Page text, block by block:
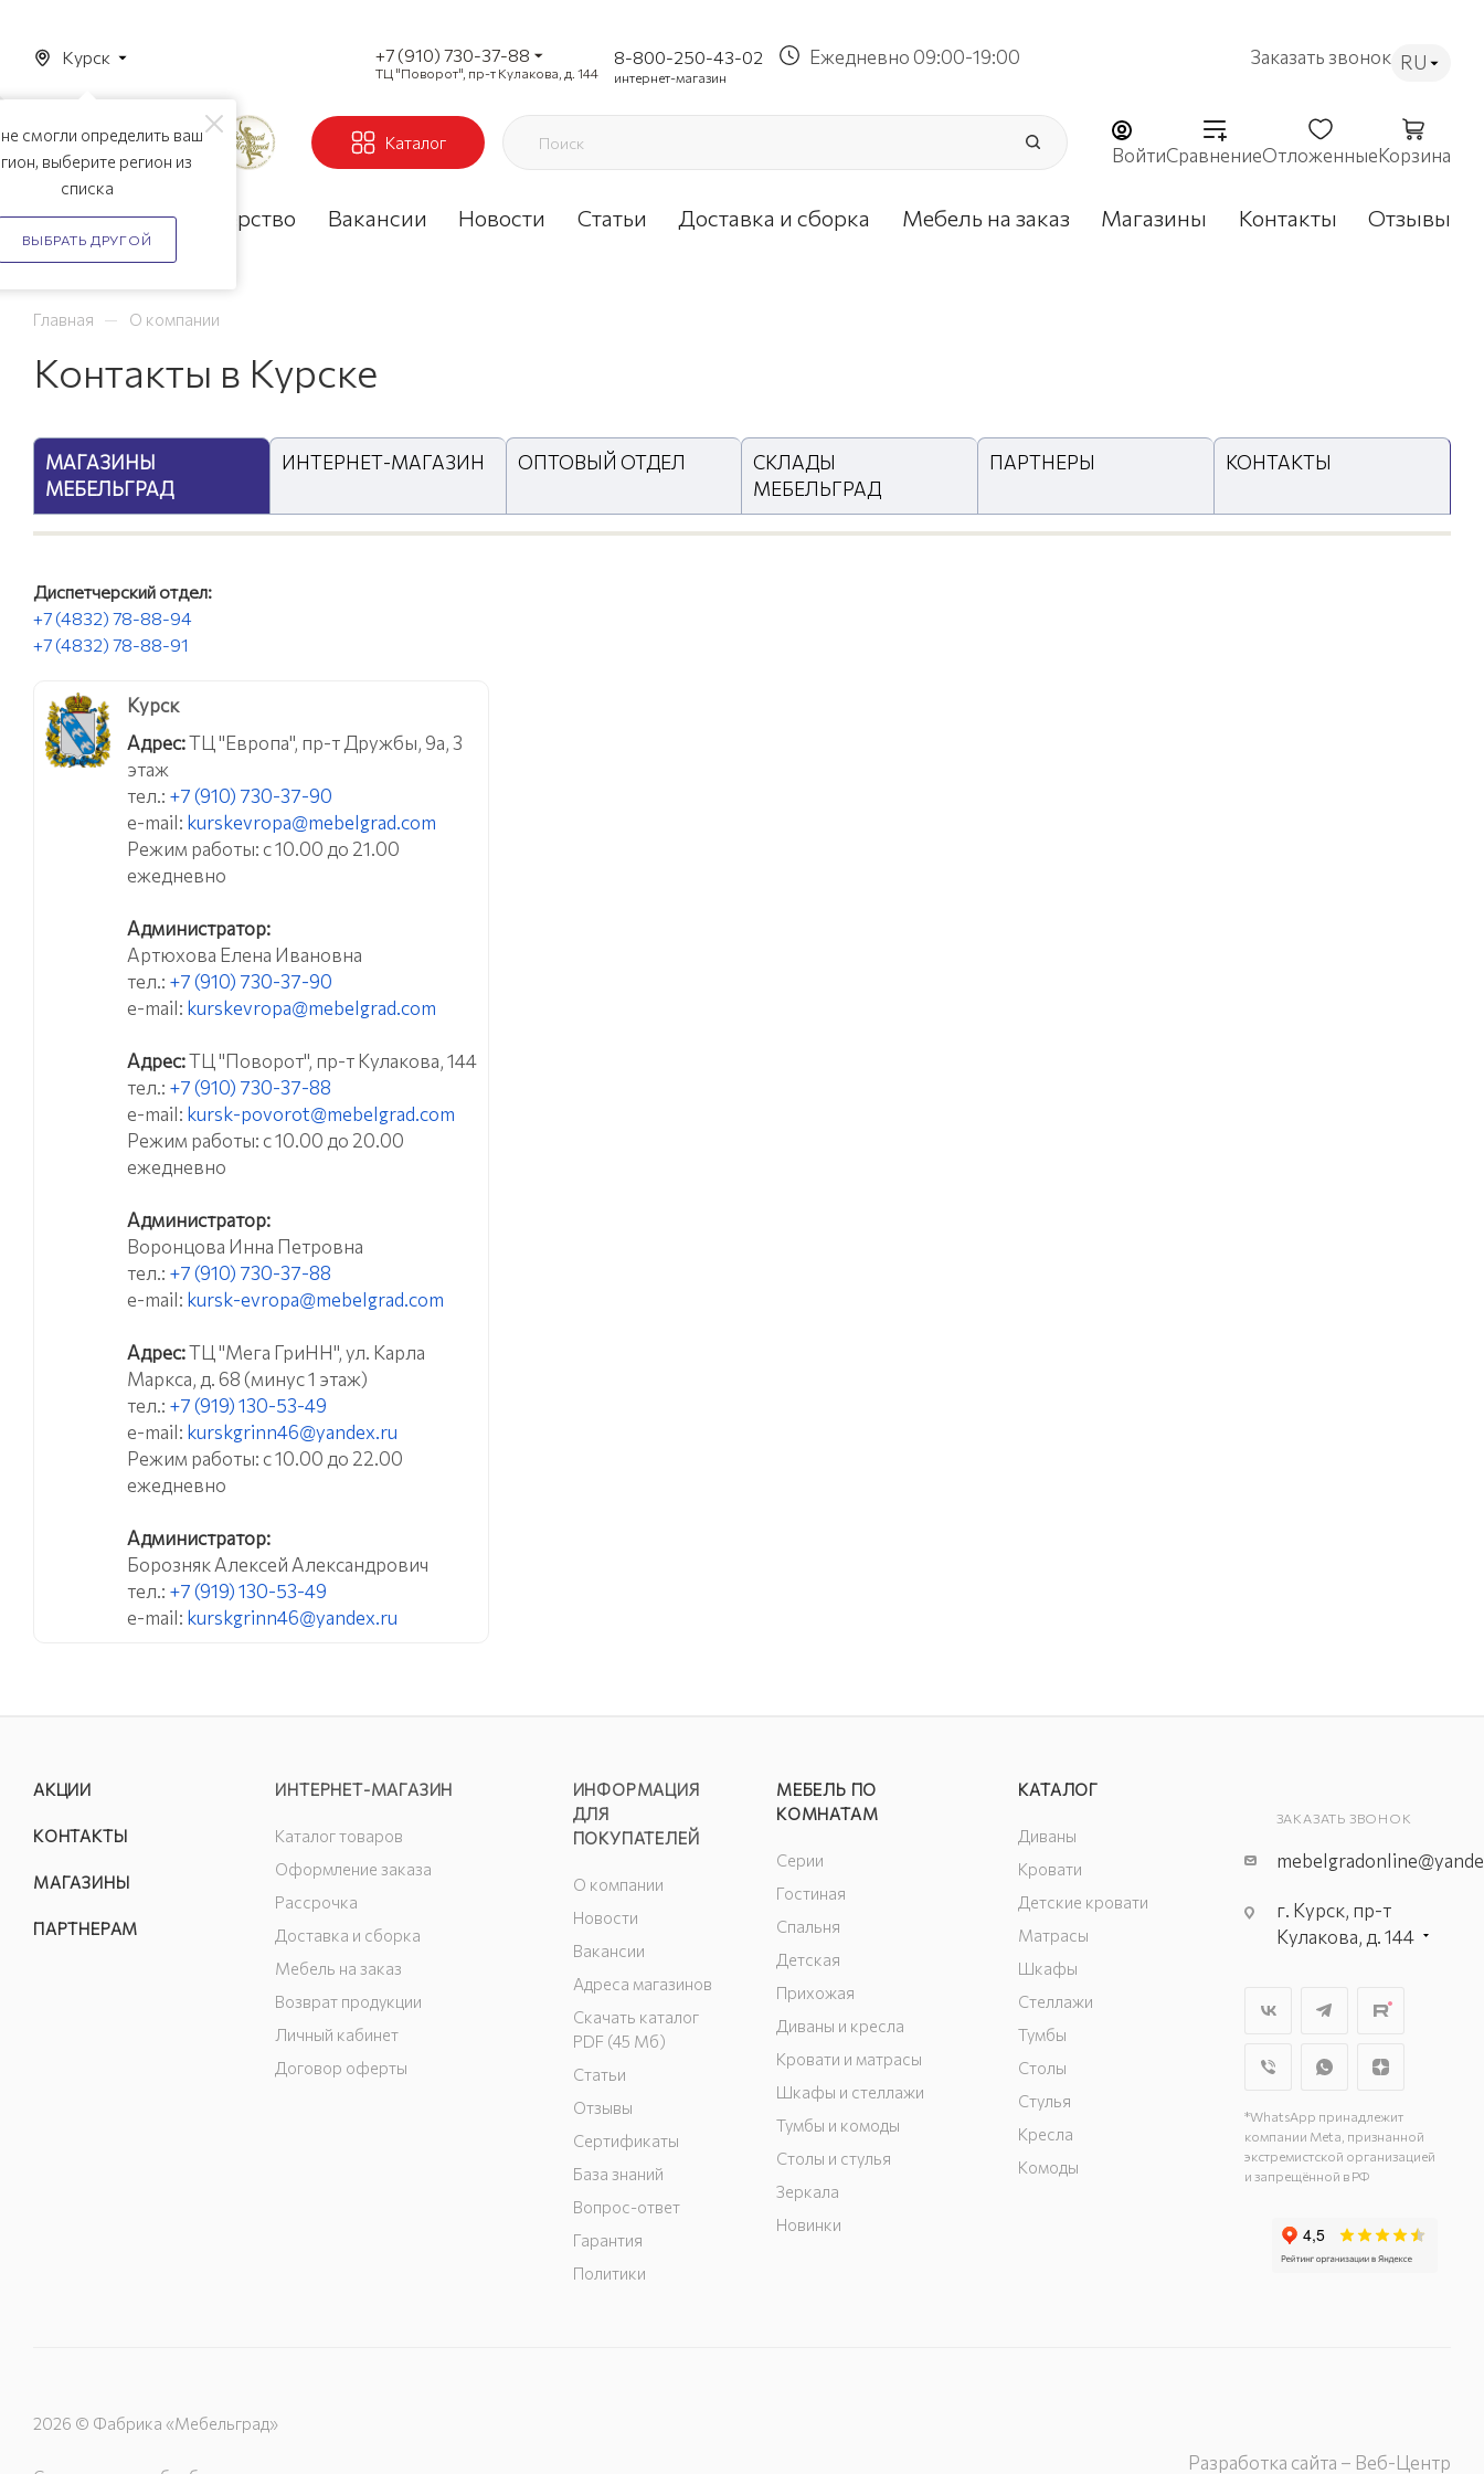
Курск
смогли определить ваш
выберите регион из
списка
ВЫБРАТЬ ДРУГОЙ
+7 (910) 730-37-88
ТЦ "Поворот", пр-т Кулакова, д. 144
8-800-250-43-02
интернет-магазин
Ежедневно 09:00-19:00 Заказать звонок RU
Каталог
ВойтиСравнениеОтложенныеКорзина
Акции Партнерство Вакансии Новости Статьи Доставка и сборка Мебель на заказ Магазины Контакты Отзывы
Главная — О компании
Контакты в Курске
МАГАЗИНЫ
МЕБЕЛЬГРАД
ИНТЕРНЕТ-МАГАЗИН ОПТОВЫЙ ОТДЕЛ
СКЛАДЫ
МЕБЕЛЬГРАД
ПАРТНЕРЫ КОНТАКТЫ
Диспетчерский отдел:
+7 (4832) 78-88-94
+7 (4832) 78-88-91
Курск
Адрес:ТЦ "Европа", пр-т Дружбы, 9а, 3
этаж
тел.: +7 (910) 730-37-90
e-mail: kurskevropa@mebelgrad.com
Режим работы: с 10.00 до 21.00
ежедневно
Администратор:
Артюхова Елена Ивановна
тел.: +7 (910) 730-37-90
e-mail: kurskevropa@mebelgrad.com
Адрес:ТЦ "Поворот", пр-т Кулакова, 144
тел.: +7 (910) 730-37-88
e-mail: kursk-povorot@mebelgrad.com
Режим работы: с 10.00 до 20.00
ежедневно
Администратор:
Воронцова Инна Петровна
тел.: +7 (910) 730-37-88
e-mail: kursk-evropa@mebelgrad.com
Адрес:ТЦ "Мега ГриНН", ул. Карла
Маркса, д. 68 (минус 1 этаж)
тел.: +7 (919) 130-53-49
e-mail: kurskgrinn46@yandex.ru
Режим работы: с 10.00 до 22.00
ежедневно
Администратор:
Борозняк Алексей Александрович
тел.: +7 (919) 130-53-49
e-mail: kurskgrinn46@yandex.ru
АКЦИИ
КОНТАКТЫ
МАГАЗИНЫ
ПАРТНЕРАМ
ИНТЕРНЕТ-МАГАЗИН
Каталог товаров
Оформление заказа
Рассрочка
Доставка и сборка
Мебель на заказ
Возврат продукции
Личный кабинет
Договор оферты
ИНФОРМАЦИЯ
ДЛЯ
ПОКУПАТЕЛЕЙ
О компании
Новости
Вакансии
Адреса магазинов
Скачать каталог
PDF (45 Мб)
Статьи
Отзывы
Сертификаты
База знаний
Вопрос-ответ
Гарантия
Политики
МЕБЕЛЬ ПО
КОМНАТАМ
Серии
Гостиная
Спальня
Детская
Прихожая
Диваны и кресла
Кровати и матрасы
Шкафы и стеллажи
Тумбы и комоды
Столы и стулья
Зеркала
Новинки
КАТАЛОГ
Диваны
Кровати
Детские кровати
Матрасы
Шкафы
Стеллажи
Тумбы
Столы
Стулья
Кресла
Комоды
ЗАКАЗАТЬ ЗВОНОК
г. Курск, пр-т
Кулакова, д. 144
этаж
Маркса, д. 68
*WhatsApp принадлежит
компании Meta, признанной
экстремистской организацией
и запрещённой в РФ
2026 © Фабрика «Мебельград»
Разработка сайта – Веб-Центр